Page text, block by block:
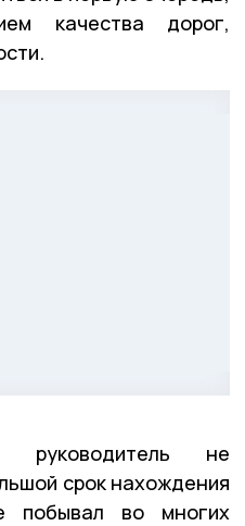
качества дорог,
не
срок нахождения
во многих